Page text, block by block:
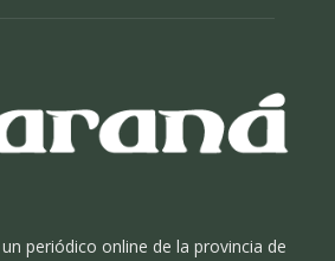
periódico online de la provincia de